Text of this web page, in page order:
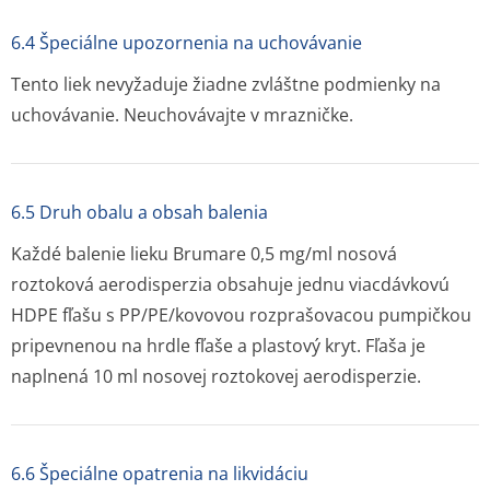
6.4 Špeciálne upozornenia na uchovávanie
Tento liek nevyžaduje žiadne zvláštne podmienky na
uchovávanie. Neuchovávajte v mrazničke.
6.5 Druh obalu a obsah balenia
Každé balenie lieku Brumare 0,5 mg/ml nosová
roztoková aerodisperzia obsahuje jednu viacdávkovú
HDPE fľašu s PP/PE/kovovou rozprašovacou pumpičkou
pripevnenou na hrdle fľaše a plastový kryt. Fľaša je
naplnená 10 ml nosovej roztokovej aerodisperzie.
6.6 Špeciálne opatrenia na likvidáciu